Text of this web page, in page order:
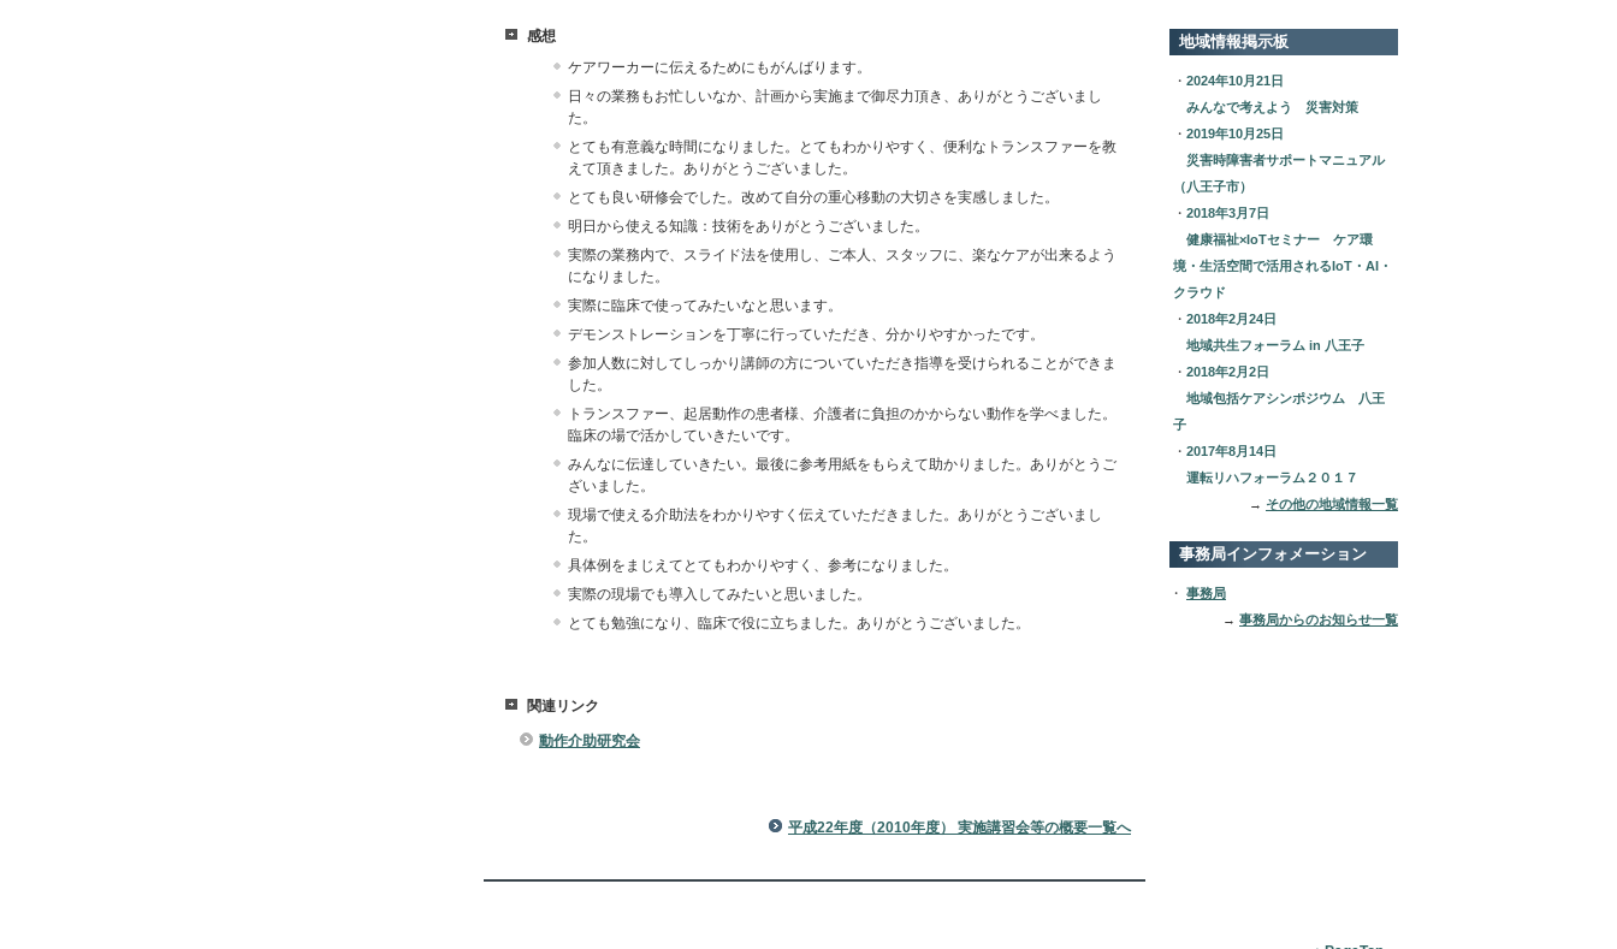
感想
ケアワーカーに伝えるためにもがんばります。
日々の業務もお忙しいなか、計画から実施まで御尽力頂き、ありがとうございまし
た。
とても有意義な時間になりました。とてもわかりやすく、便利なトランスファーを教
えて頂きました。ありがとうございました。
とても良い研修会でした。改めて自分の重心移動の大切さを実感しました。
明日から使える知識：技術をありがとうございました。
実際の業務内で、スライド法を使用し、ご本人、スタッフに、楽なケアが出来るよう
になりました。
実際に臨床で使ってみたいなと思います。
デモンストレーションを丁寧に行っていただき、分かりやすかったです。
参加人数に対してしっかり講師の方についていただき指導を受けられることができま
した。
トランスファー、起居動作の患者様、介護者に負担のかからない動作を学べました。
臨床の場で活かしていきたいです。
みんなに伝達していきたい。最後に参考用紙をもらえて助かりました。ありがとうご
ざいました。
現場で使える介助法をわかりやすく伝えていただきました。ありがとうございまし
た。
具体例をまじえてとてもわかりやすく、参考になりました。
実際の現場でも導入してみたいと思いました。
とても勉強になり、臨床で役に立ちました。ありがとうございました。
関連リンク
動作介助研究会
平成22年度（2010年度） 実施講習会等の概要一覧へ
地域情報掲示板
・ 2024年10月21日
みんなで考えよう 災害対策
・ 2019年10月25日
災害時障害者サポートマニュアル
（八王子市）
・ 2018年3月7日
健康福祉×IoTセミナー ケア環
境・生活空間で活用されるIoT・AI・
クラウド
・ 2018年2月24日
地域共生フォーラム in 八王子
・ 2018年2月2日
地域包括ケアシンポジウム 八王
子
・ 2017年8月14日
運転リハフォーラム２０１７
→ その他の地域情報一覧
事務局インフォメーション
・ 事務局
→ 事務局からのお知らせ一覧